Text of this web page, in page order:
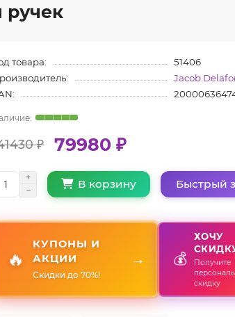
ручек
товара:
51406
Jacob
₽ 79980 ₽
В корзину Быстрый
🔥
КУПОНЫ И
АКЦИИ
Скидки до 70%!
→ 💰
ХОЧУ
Получите
скидку